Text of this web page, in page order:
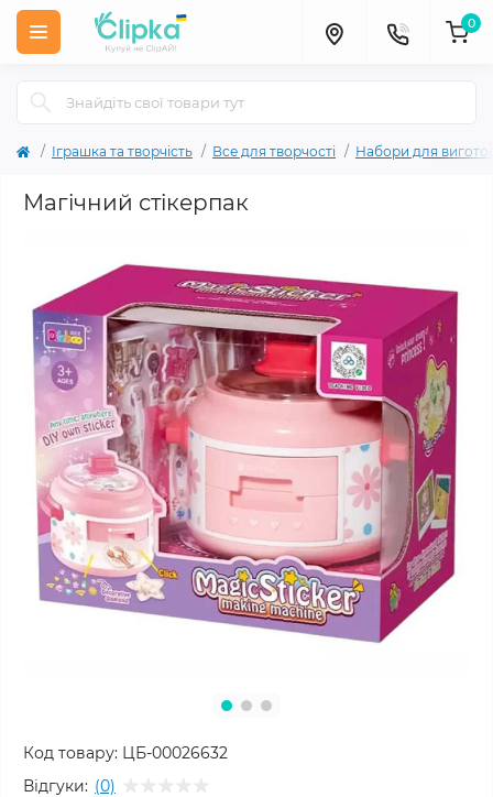
0
Іграшка та творчість Все для творчості Набори для
Магічний стікерпак
Код товару: ЦБ-00026632
Відгуки: (0)